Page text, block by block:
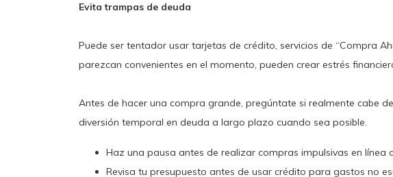
Evita trampas de deuda
Puede ser tentador usar tarjetas de crédito, servicios de “Compra
parezcan convenientes en el momento, pueden crear estrés
Antes de hacer una compra grande, pregúntate si realmente cabe
diversión temporal en deuda a largo plazo cuando sea posible.
Haz una pausa antes de realizar compras impulsivas en línea
Revisa tu presupuesto antes de usar crédito para gastos no